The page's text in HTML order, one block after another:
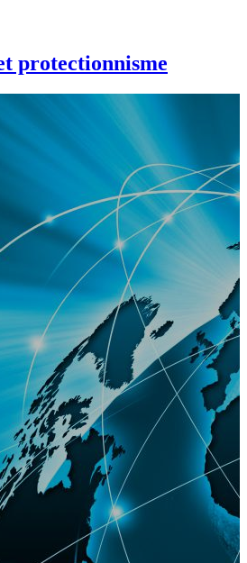
protectionnisme